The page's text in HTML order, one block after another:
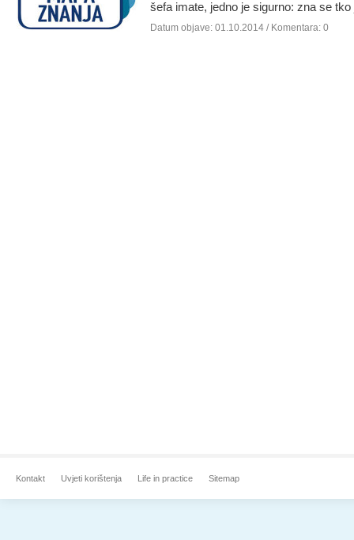
šefa imate, jedno je sigurno: zna se
Datum objave: 01.10.2014 / Komentara: 0
Kontakt Uvjeti korištenja Life in practice Sitemap